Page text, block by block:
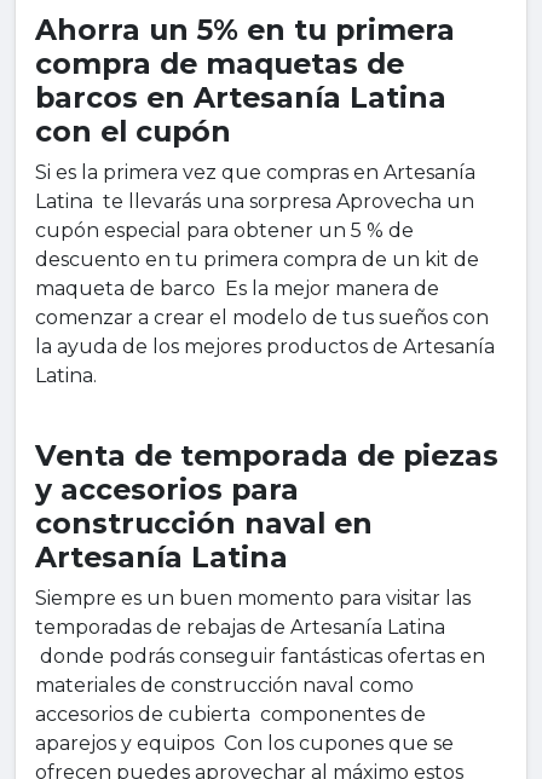
Ahorra un 5% en tu primera
compra de maquetas de
barcos en Artesanía Latina
con el cupón
Si es la primera vez que compras en Artesanía
Latina te llevarás una sorpresa Aprovecha un
cupón especial para obtener un 5 % de
descuento en tu primera compra de un kit de
maqueta de barco Es la mejor manera de
comenzar a crear el modelo de tus sueños con
la ayuda de los mejores productos de Artesanía
Latina.
Venta de temporada de piezas
y accesorios para
construcción naval en
Artesanía Latina
Siempre es un buen momento para visitar las
temporadas de rebajas de Artesanía Latina
donde podrás conseguir fantásticas ofertas en
materiales de construcción naval como
accesorios de cubierta componentes de
aparejos y equipos Con los cupones que se
ofrecen puedes aprovechar al máximo estos